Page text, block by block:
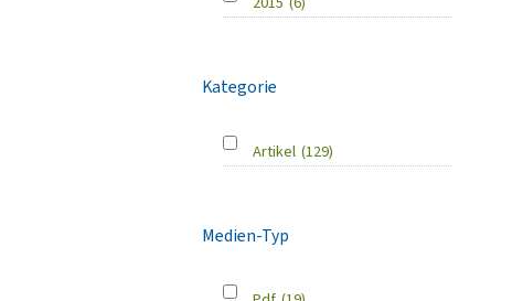
Kategorie
Artikel (129)
Medien-Typ